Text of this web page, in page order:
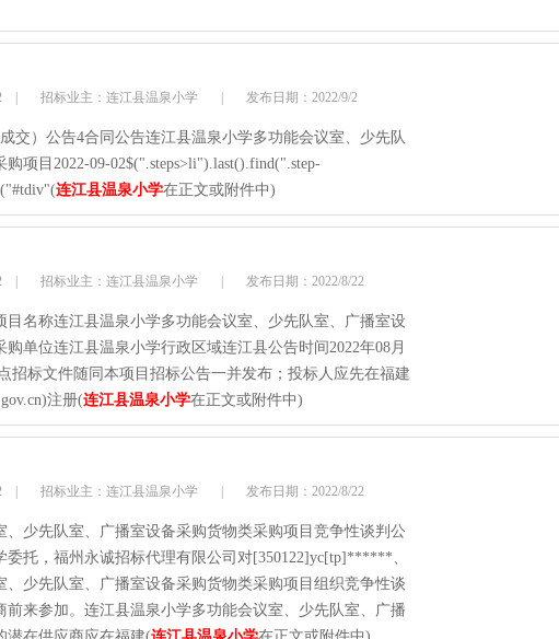
招标业主：连江县温泉小学 发布日期：2022/9/2
交）公告4合同公告连江县温泉小学多功能会议室、少先队
项目2022-09-02$(".steps>li").last().find(".step-
连江县温泉小学在正文或附件中)
招标业主：连江县温泉小学 发布日期：2022/8/22
目名称连江县温泉小学多功能会议室、少先队室、广播室设
单位连江县温泉小学行政区域连江县公告时间2022年08月
招标文件随同本项目招标公告一并发布；投标人应先在福建
注册(连江县温泉小学在正文或附件中)
招标业主：连江县温泉小学 发布日期：2022/8/22
、少先队室、广播室设备采购货物类采购项目竞争性谈判公
委托，福州永诚招标代理有限公司对[350122]yc[tp]******、
、少先队室、广播室设备采购货物类采购项目组织竞争性谈
前来参加。连江县温泉小学多功能会议室、少先队室、广播